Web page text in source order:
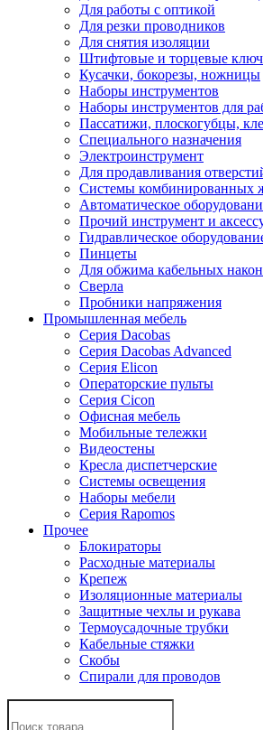
Для работы с оптикой
Для резки проводников
Для снятия изоляции
Штифтовые и торцевые
Кусачки, бокорезы, ножницы
Наборы инструментов
Наборы инструментов для
Пассатижи, плоскогубцы,
Специального назначения
Электроинструмент
Для продавливания
Системы комбинированных
Автоматическое
Прочий инструмент и
Гидравлическое
Пинцеты
Для обжима кабельных
Сверла
Пробники напряжения
Промышленная мебель
Серия Dacobas
Серия Dacobas Advanced
Серия Elicon
Операторские пульты
Серия Cicon
Офисная мебель
Мобильные тележки
Видеостены
Кресла диспетчерские
Системы освещения
Наборы мебели
Серия Rapomos
Прочее
Блокираторы
Расходные материалы
Крепеж
Изоляционные материалы
Защитные чехлы и рукава
Термоусадочные трубки
Кабельные стяжки
Скобы
Спирали для проводов